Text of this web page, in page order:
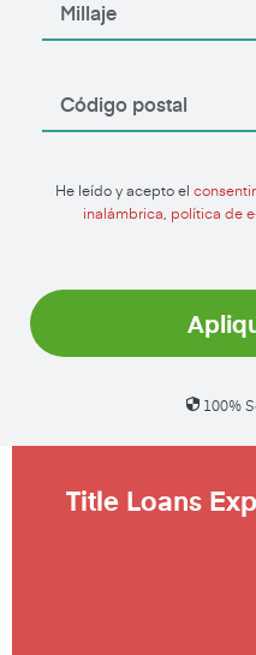
He leído y acepto el
inalámbrica política de
100%
Title Loans